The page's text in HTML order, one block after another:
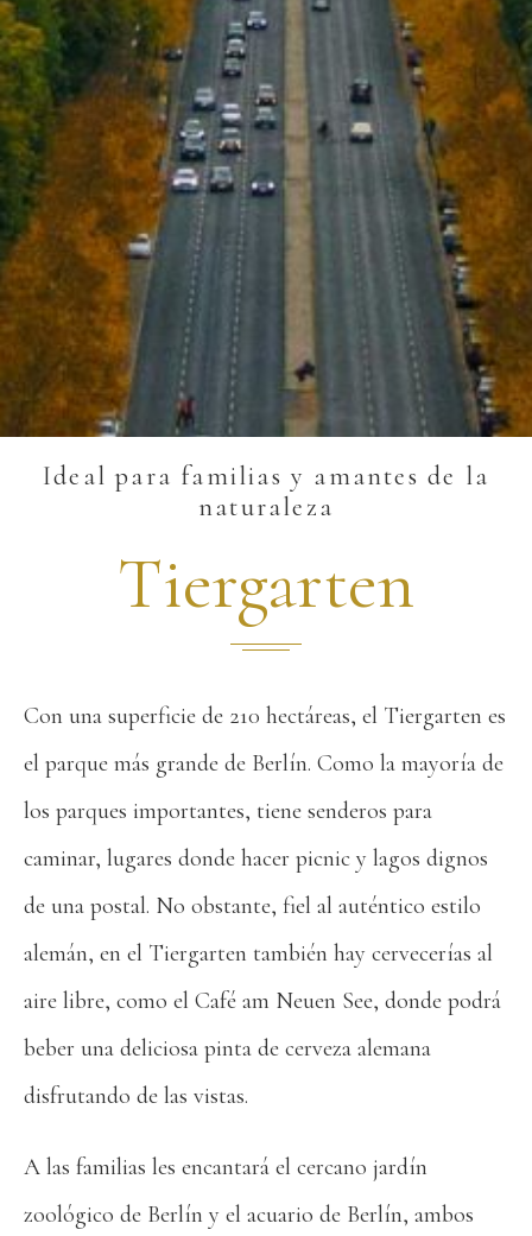
Tiergarten
Ideal para familias y amantes de la
naturaleza
Con una superficie de 210 hectáreas, el Tiergarten es
el parque más grande de Berlín. Como la mayoría de
los parques importantes, tiene senderos para
caminar, lugares donde hacer picnic y lagos dignos
de una postal. No obstante, fiel al auténtico estilo
alemán, en el Tiergarten también hay cervecerías al
aire libre, como el Café am Neuen See, donde podrá
beber una deliciosa pinta de cerveza alemana
disfrutando de las vistas.
A las familias les encantará el cercano jardín
zoológico de Berlín y el acuario de Berlín, ambos